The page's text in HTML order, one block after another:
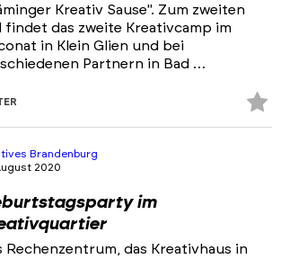
Kreativ Sause". Zum zweiten
findet das zweite Kreativcamp im
in Klein Glien und bei
Partnern in Bad …
Brandenburg
2020
im
Rechenzentrum, das Kreativhaus in